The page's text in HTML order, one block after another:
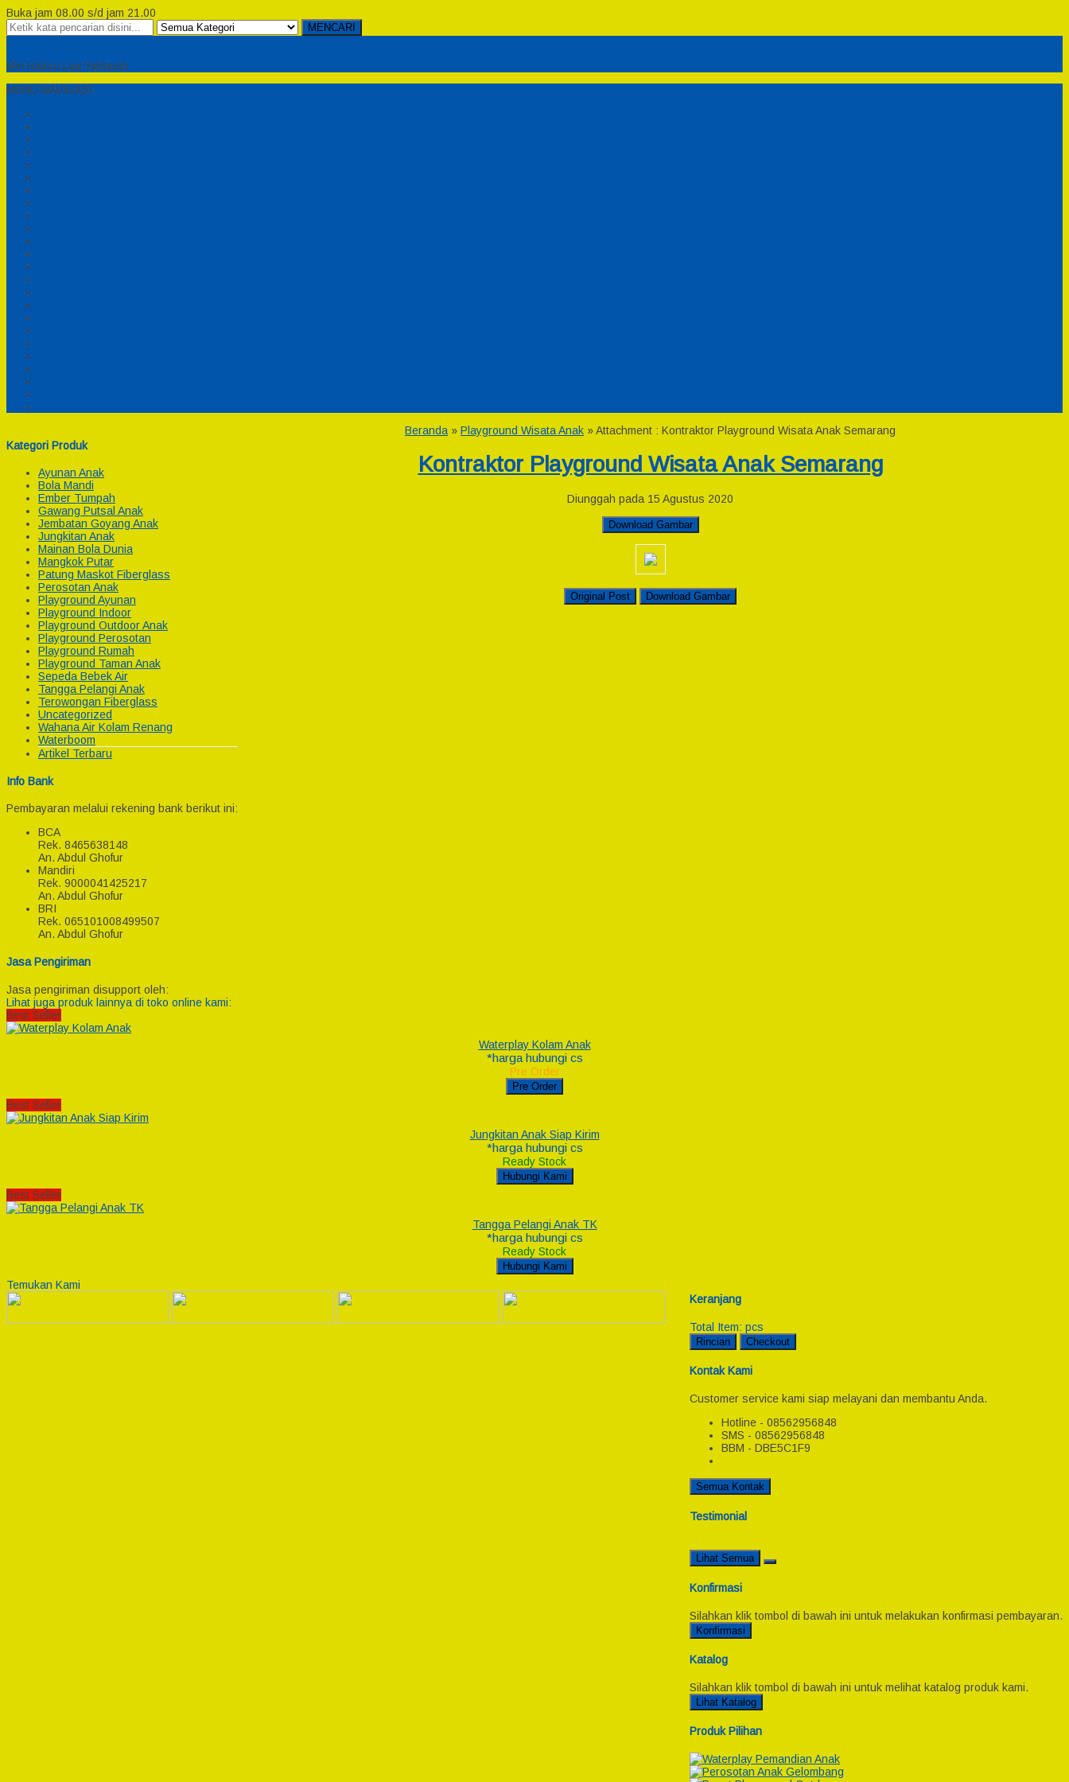
Buka jam 08.00 s/d jam 21.00
MENCARI
Min Haitsu Laa Yahtasib
MENU NAVIGASI
Kategori Produk
Ayunan Anak
Bola Mandi
Ember Tumpah
Gawang Putsal Anak
Jembatan Goyang Anak
Jungkitan Anak
Mainan Bola Dunia
Mangkok Putar
Patung Maskot Fiberglass
Perosotan Anak
Playground Ayunan
Playground Indoor
Playground Outdoor Anak
Playground Perosotan
Playground Rumah
Playground Taman Anak
Sepeda Bebek Air
Tangga Pelangi Anak
Terowongan Fiberglass
Uncategorized
Wahana Air Kolam Renang
Waterboom
Artikel Terbaru
Info Bank
Pembayaran melalui rekening bank berikut ini:
BCA
Rek. 8465638148
An. Abdul Ghofur
Mandiri
Rek. 9000041425217
An. Abdul Ghofur
BRI
Rek. 065101008499507
An. Abdul Ghofur
Jasa Pengiriman
Jasa pengiriman disupport oleh:
Beranda » Playground Wisata Anak » Attachment : Kontraktor Playground Wisata Anak Semarang
Kontraktor Playground Wisata Anak Semarang
Diunggah pada 15 Agustus 2020
Download Gambar
Original Post Download Gambar
Lihat juga produk lainnya di toko online kami:
Best Seller
Waterplay Kolam Anak
*harga hubungi cs
Pre Order
Pre Order
Best Seller
Jungkitan Anak Siap Kirim
*harga hubungi cs
Ready Stock
Hubungi Kami
Best Seller
Tangga Pelangi Anak TK
*harga hubungi cs
Ready Stock
Hubungi Kami
Keranjang
Total Item: pcs
Rincian Checkout
Kontak Kami
Customer service kami siap melayani dan membantu Anda.
Hotline - 08562956848
SMS - 08562956848
BBM - DBE5C1F9
Semua Kontak
Testimonial
Lihat Semua
Konfirmasi
Silahkan klik tombol di bawah ini untuk melakukan konfirmasi pembayaran.
Konfirmasi
Katalog
Silahkan klik tombol di bawah ini untuk melihat katalog produk kami.
Lihat Katalog
Produk Pilihan
Temukan Kami